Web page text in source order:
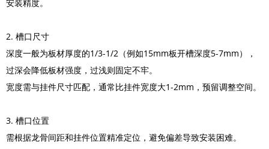
安装精度。
2. 槽口尺寸
深度一般为板材厚度的1/3-1/2（例如15mm板开槽深度5-7mm），
过深会降低板材强度，过浅则固定不牢。
宽度需与挂件尺寸匹配，通常比挂件宽度大1-2mm，预留调整空间。
3. 槽口位置
需根据龙骨间距和挂件位置精准定位，避免偏差导致安装困难。